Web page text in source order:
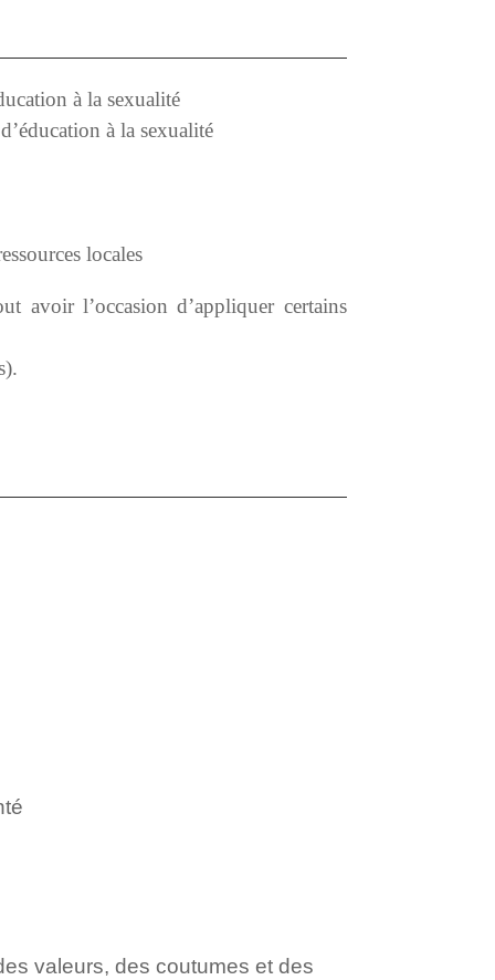
à la sexualité
à la sexualité
locales
avoir l’occasion d’appliquer certains
valeurs, des coutumes et des